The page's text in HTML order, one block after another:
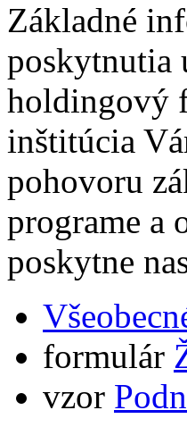
Základné
poskytnutia
holdingový
inštitúcia
pohovoru
programe a
poskytne
formulár
vzor